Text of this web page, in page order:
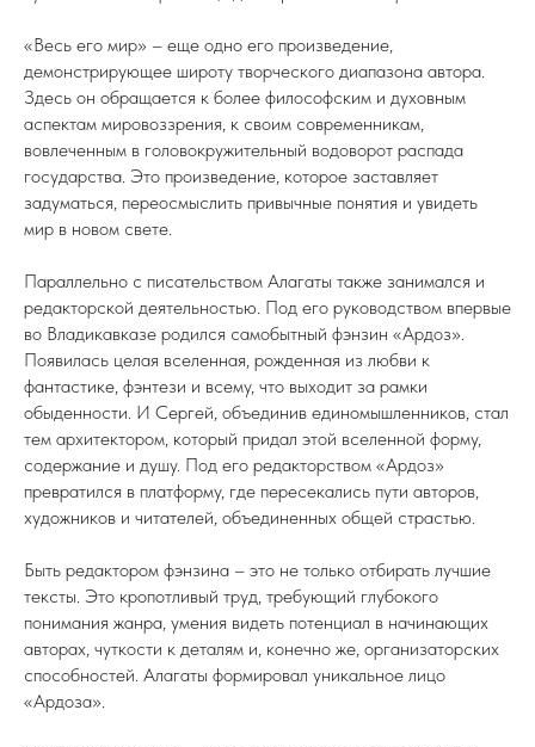
«Весь его мир» – еще одно его произведение,
демонстрирующее широту творческого диапазона автора.
Здесь он обращается к более философским и духовным
аспектам мировоззрения, к своим современникам,
вовлеченным в головокружительный водоворот распада
государства. Это произведение, которое заставляет
задуматься, переосмыслить привычные понятия и увидеть
мир в новом свете.
Параллельно с писательством Алагаты также занимался и
редакторской деятельностью. Под его руководством впервые
во Владикавказе родился самобытный фэнзин «Ардоз».
Появилась целая вселенная, рожденная из любви к
фантастике, фэнтези и всему, что выходит за рамки
обыденности. И Сергей, объединив единомышленников, стал
тем архитектором, который придал этой вселенной форму,
содержание и душу. Под его редакторством «Ардоз»
превратился в платформу, где пересекались пути авторов,
художников и читателей, объединенных общей страстью.
Быть редактором фэнзина – это не только отбирать лучшие
тексты. Это кропотливый труд, требующий глубокого
понимания жанра, умения видеть потенциал в начинающих
авторах, чуткости к деталям и, конечно же, организаторских
способностей. Алагаты формировал уникальное лицо
«Ардоза».